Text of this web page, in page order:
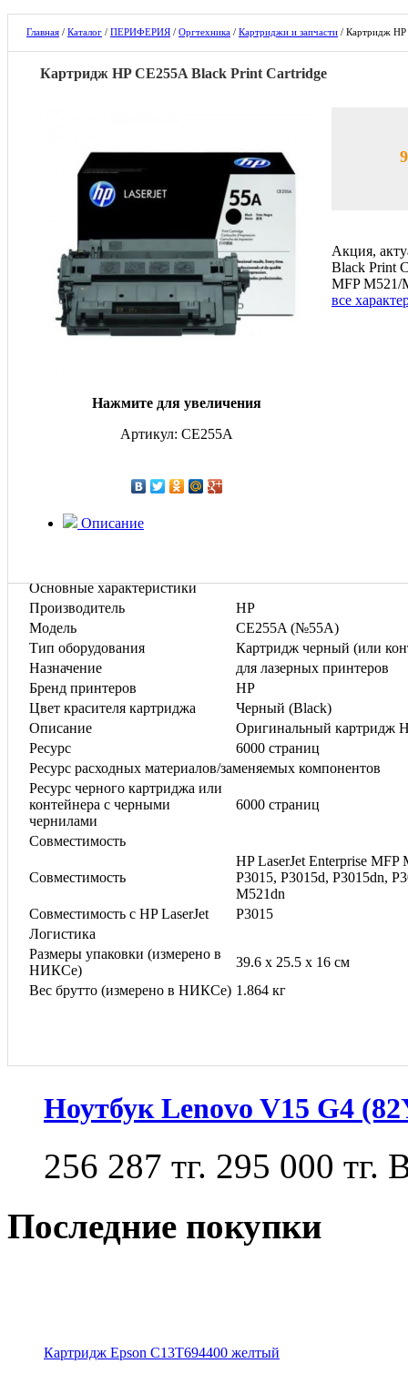
Главная / Каталог / ПЕРИФЕРИЯ / Оргтехника / Картриджи и запчасти / Картридж
Картридж HP CE255A Black Print Cartridge
Нажмите для увеличения
Артикул: CE255A
Акция,
Black Print
MFP M521/
все
Описание
Основные характеристики
Производитель
HP
Модель
CE255A (№55A)
Тип оборудования
Картридж черный (или
Назначение
для лазерных принтеров
Бренд принтеров
HP
Цвет красителя картриджа
Черный (Black)
Описание
Оригинальный картридж
Ресурс
6000 страниц
Ресурс расходных материалов/заменяемых компонентов
Ресурс черного картриджа или
контейнера с черными
чернилами
6000 страниц
Совместимость
Совместимость
HP LaserJet Enterprise
P3015, P3015d, P3015dn,
M521dn
Совместимость с HP LaserJet
P3015
Логистика
Размеры упаковки (измерено в
НИКСе)
39.6 x 25.5 x 16 см
Вес брутто (измерено в НИКСе) 1.864 кг
Ноутбук Lenovo V15 G4
256 287 тг. 295 000 тг.
Последние покупки
Картридж Epson C13T694400 желтый